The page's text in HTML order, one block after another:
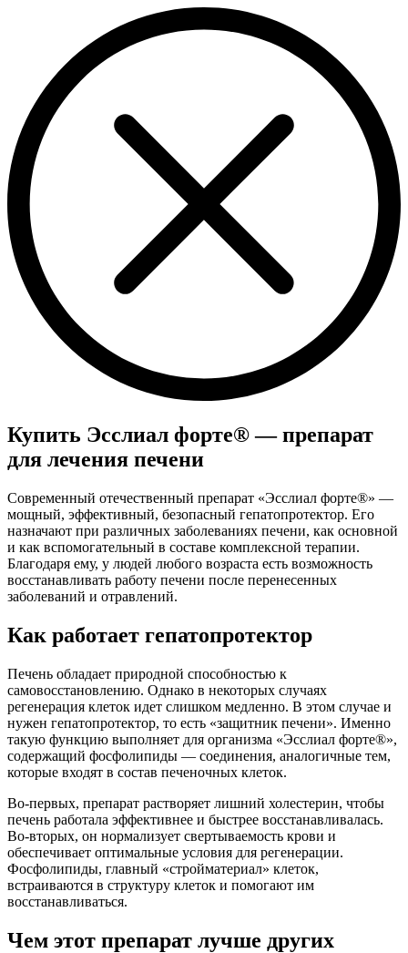
Купить Эсслиал форте® — препарат
для лечения печени
Современный отечественный препарат «Эсслиал форте®» —
мощный, эффективный, безопасный гепатопротектор. Его
назначают при различных заболеваниях печени, как основной
и как вспомогательный в составе комплексной терапии.
Благодаря ему, у людей любого возраста есть возможность
восстанавливать работу печени после перенесенных
заболеваний и отравлений.
Как работает гепатопротектор
Печень обладает природной способностью к
самовосстановлению. Однако в некоторых случаях
регенерация клеток идет слишком медленно. В этом случае и
нужен гепатопротектор, то есть «защитник печени». Именно
такую функцию выполняет для организма «Эсслиал форте®»,
содержащий фосфолипиды — соединения, аналогичные тем,
которые входят в состав печеночных клеток.
Во-первых, препарат растворяет лишний холестерин, чтобы
печень работала эффективнее и быстрее восстанавливалась.
Во-вторых, он нормализует свертываемость крови и
обеспечивает оптимальные условия для регенерации.
Фосфолипиды, главный «стройматериал» клеток,
встраиваются в структуру клеток и помогают им
восстанавливаться.
Чем этот препарат лучше других